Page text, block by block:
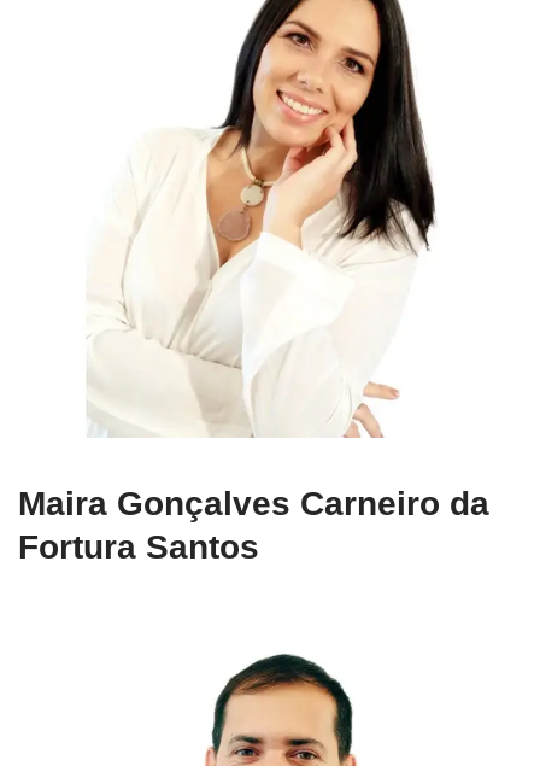
Maira Gonçalves Carneiro da
Fortura Santos